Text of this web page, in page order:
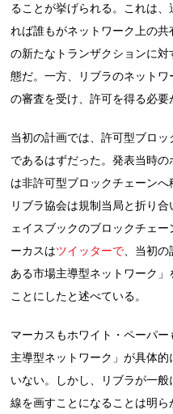
ることが挙げられる。これは
れば誰もがネットワーク上の
の新たなトランザクションに
態だ。一方、リブラのネット
の審査を受け、許可を得る必要
当初の計画では、許可型ブロ
であるはずだった。発表当時
は非許可型ブロックチェーンへ
リブラ協会は規制当局と折り
ェイスブックのブロックチェ
ーカスはツイッターで 、当初
ある市場主導型ネットワーク
ことにしたと述べている。
マーカスもホワイト・ペーパ
主導型ネットワーク」が具体
いない。しかし、リブラが一
線を画すことになることは明ら